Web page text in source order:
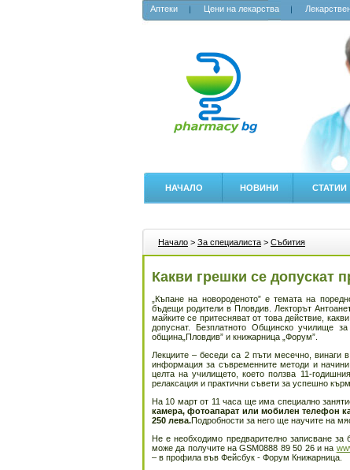
Аптеки Цени на лекарства
НАЧАЛО НОВИНИ СТАТИИ
Начало > За специалиста > Събития
Какви грешки се допускат
„Къпане на новороденото” е темата на
бъдещи родители в Пловдив. Лекторът
майките се притесняват от това действие,
допуснат. Безплатното Общинско училище
община„Пловдив” и книжарница „Форум”.
Лекциите – беседи са 2 пъти месечно, винаги
информация за съвременните методи и
целта на училището, което ползва 11-
релаксация и практични съвети за успешно
На 10 март от 11 часа ще има специално
камера, фотоапарат или мобилен телефон
250 лева.Подробности за него ще научите на
Не е необходимо предварително записване
може да получите на GSM0888 89 50 26 и на
– в профила във Фейсбук - Форум Книжарница.